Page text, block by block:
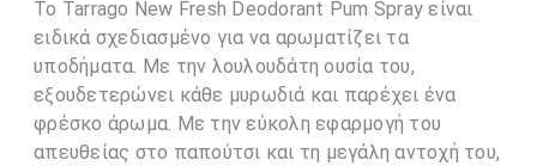
Το Tarrago New Fresh Deodorant Pum Spray είναι
ειδικά σχεδιασμένο για να αρωματίζει τα
υποδήματα. Με την λουλουδάτη ουσία του,
εξουδετερώνει κάθε μυρωδιά και παρέχει ένα
φρέσκο ​​άρωμα. Με την εύκολη εφαρμογή του
απευθείας στο παπούτσι και τη μεγάλη αντοχή του,